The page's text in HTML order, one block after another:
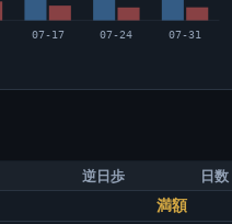
07-17 07-24 07-31
逆日歩 日数
満額